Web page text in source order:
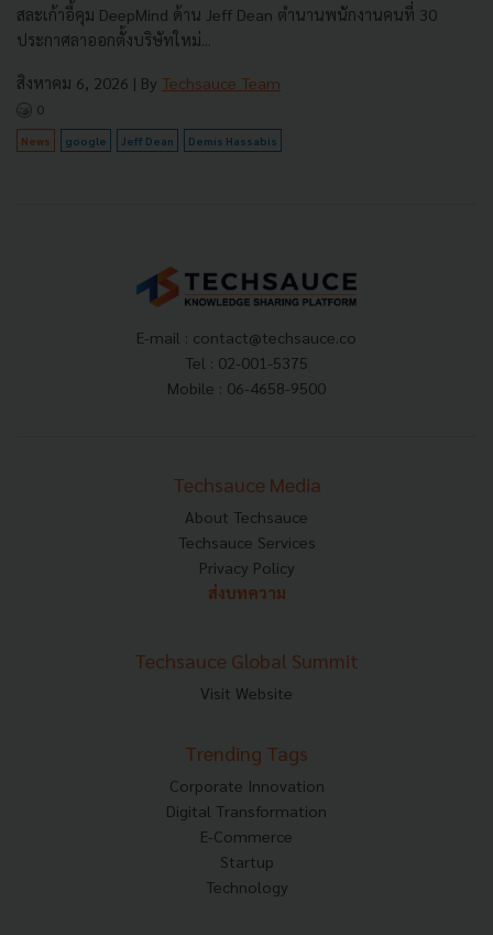
สละเก้าอี้คุม DeepMind ด้าน Jeff Dean ตำนานพนักงานคนที่ 30
ประกาศลาออกตั้งบริษัทใหม่...
สิงหาคม 6, 2026 | By Techsauce Team
0
News google Jeff Dean Demis Hassabis
E-mail : contact@techsauce.co
Tel : 02-001-5375
Mobile : 06-4658-9500
Techsauce Media
About Techsauce
Techsauce Services
Privacy Policy
ส่งบทความ
Techsauce Global Summit
Visit Website
Trending Tags
Corporate Innovation
Digital Transformation
E-Commerce
Startup
Technology